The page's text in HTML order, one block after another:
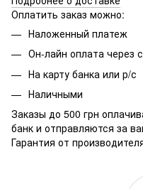
Оплатить заказ можно:
Наложенный платеж
Он-лайн оплата через
На карту банка или р/с
Наличными
Заказы до 500 грн
банк и отправляются за
Гарантия от